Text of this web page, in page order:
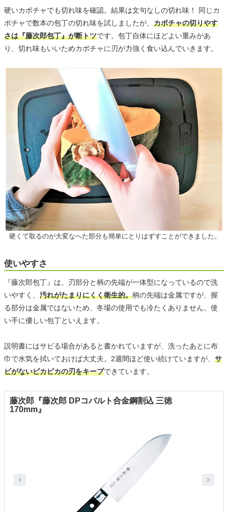
硬いカボチャでも切れ味を確認。結果は文句なしの切れ味！ 同じカ
ボチャで数本の包丁の切れ味を試しましたが、 カボチャの切りやす
さは『藤次郎包丁』が断トツです。包丁自体にほどよい重みがあ
り、切れ味もいいためカボチャに刃が力強く食い込んでいきます。
硬くて取るのが大変なへた部分も簡単にとりはずすことができました。
使いやすさ
『藤次郎包丁』は、刃部分と柄の先端が一体型になっているので洗
いやすく、 汚れがたまりにくく衛生的。柄の先端は金属ですが、握
る部分は金属ではないため、冬場の使用でも冷たくありません。使
い手に優しい包丁といえます。
説明書にはサビる場合があると書かれていますが、洗ったあとに布
巾で水気を拭いておけば大丈夫。2週間ほど使い続けていますが、 サ
ビがないピカピカの刃をキープできています。
藤次郎『藤次郎 DPコバルト合金鋼割込 三徳
170mm』